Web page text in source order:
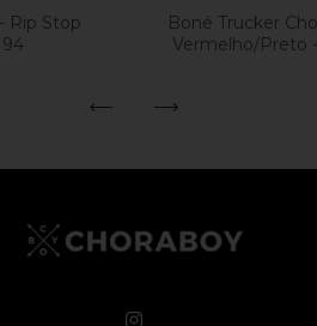
Rip Stop
Boné Trucker
Vermelho/Preto